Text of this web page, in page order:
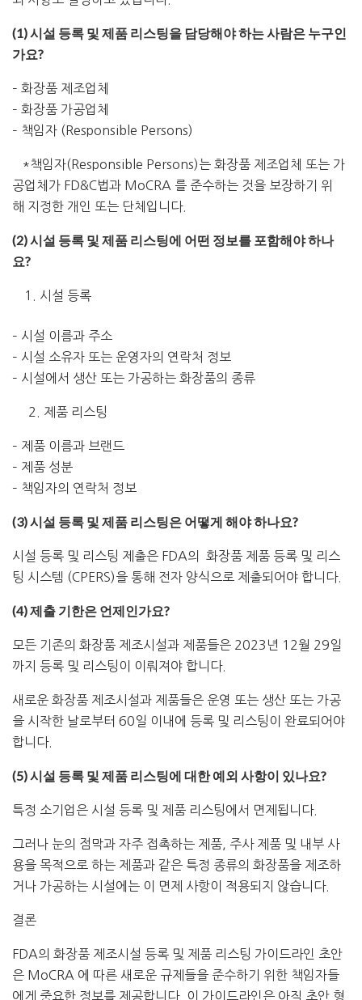
(1) 시설 등록 및 제품 리스팅을 담당해야 하는 사람은 누구인
가요?
– 화장품 제조업체
– 화장품 가공업체
– 책임자 (Responsible Persons)
*책임자(Responsible Persons)는 화장품 제조업체 또는 가
공업체가 FD&C법과 MoCRA 를 준수하는 것을 보장하기
위
해 지정한 개인 또는 단체입니다.
(2) 시설 등록 및 제품 리스팅에 어떤 정보를 포함해야 하나
요?
시설 등록
– 시설 이름과 주소
– 시설 소유자 또는 운영자의 연락처 정보
– 시설에서 생산 또는 가공하는 화장품의 종류
2. 제품 리스팅
– 제품 이름과 브랜드
– 제품 성분
– 책임자의 연락처 정보
(3) 시설 등록 및 제품 리스팅은 어떻게 해야 하나요?
시설 등록 및 리스팅 제출은 FDA의 화장품 제품 등록 및 리스
팅 시스템 (CPERS)을 통해 전자 양식으로 제출되어야 합니다.
(4) 제출 기한은 언제인가요?
모든 기존의 화장품 제조시설과 제품들은 2023 년 12월 29일
까지
등록 및 리스팅이 이뤄져야 합니다.
새로운 화장품 제조시설과 제품들은 운영 또는 생산 또는 가공
을 시작한 날로부터 60일 이내에 등록 및 리스팅이 완료되어야
합니다.
(5) 시설 등록 및 제품 리스팅에 대한 예외 사항이 있나요?
특정 소기업은 시설 등록 및 제품 리스팅에서 면제됩니다.
그러나 눈의 점막과 자주 접촉하는 제품, 주사 제품 및 내부 사
용을 목적으로 하는 제품과 같은 특정 종류의 화장품을 제조하
거나 가공하는 시설에는 이 면제 사항이 적용되지 않습니다.
결론
FDA의 화장품 제조시설 등록 및 제품 리스팅 가이드라인 초안
은 MoCRA 에 따른 새로운 규제들을 준수하기 위한 책임자들
에게
중요한 정보를 제공합니다. 이 가이드라인은 아직 초안 형